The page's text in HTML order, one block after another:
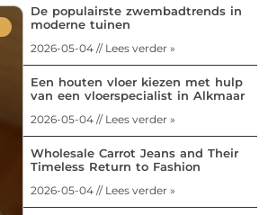
De populairste zwembadtrends in
moderne tuinen
2026-05-04 // Lees verder »
Een houten vloer kiezen met hulp
van een vloerspecialist in Alkmaar
2026-05-04 // Lees verder »
Wholesale Carrot Jeans and Their
Timeless Return to Fashion
2026-05-04 // Lees verder »